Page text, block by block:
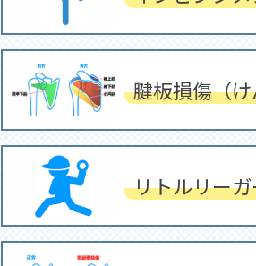
腱板損傷（
リトルリー